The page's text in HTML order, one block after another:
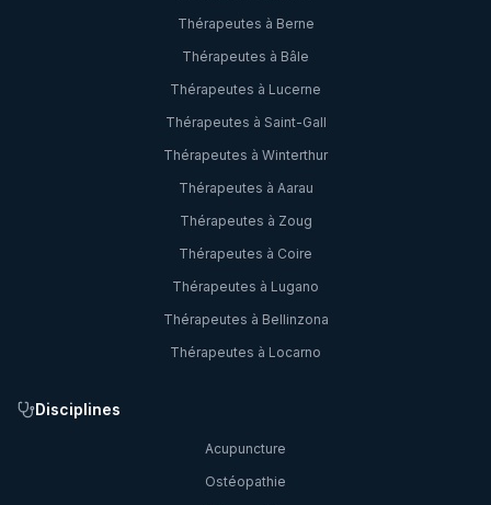
Thérapeutes à Berne
Thérapeutes à Bâle
Thérapeutes à Lucerne
Thérapeutes à Saint-Gall
Thérapeutes à Winterthur
Thérapeutes à Aarau
Thérapeutes à Zoug
Thérapeutes à Coire
Thérapeutes à Lugano
Thérapeutes à Bellinzona
Thérapeutes à Locarno
Disciplines
Acupuncture
Ostéopathie